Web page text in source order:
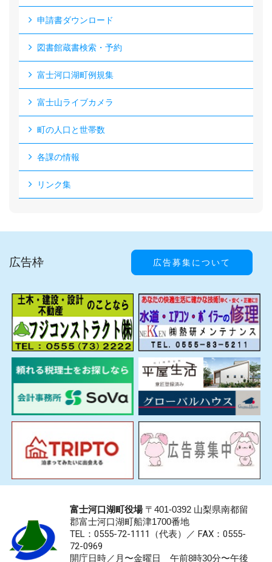
申請書ダウンロード
図書館蔵書検索・予約
富士河口湖町例規集
富士山ライブカメラ
町の人口と世帯数
各課の情報
リンク集
広告枠 広告募集について
富士河口湖町役場〒401-0392 山梨県南都留
郡富士河口湖町船津1700番地
TEL：0555-72-1111 （代表）／ FAX：0555-
72-0969
開庁日時／月〜金曜日 午前8時30分〜午後